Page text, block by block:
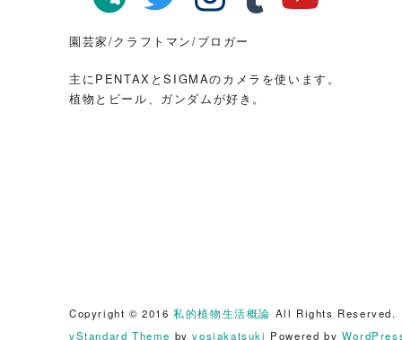
園芸家/クラフトマン/ブロガー
主にPENTAXとSIGMAのカメラを使います。
植物とビール、ガンダムが好き。
Copyright © 2016私的植物生活概論 All Rights Reserved.
yStandard Theme byyosiakatsuki Powered by